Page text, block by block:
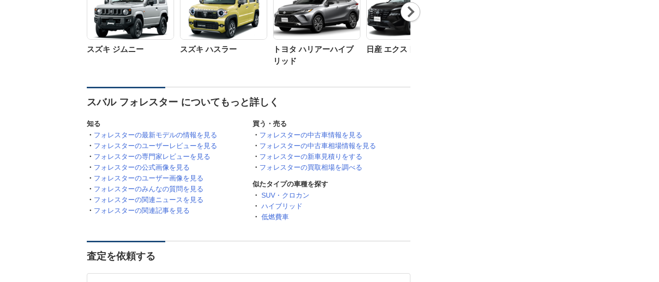
スズキ ジムニー スズキ ハスラー
トヨタ ハリアーハイブ
リッド
日産 エクストレイル
Nex
t
スバル フォレスター についてもっと詳しく
知る
フォレスターの最新モデルの情報を見る
フォレスターのユーザーレビューを見る
フォレスターの専門家レビューを見る
フォレスターの公式画像を見る
フォレスターのユーザー画像を見る
フォレスターのみんなの質問を見る
フォレスターの関連ニュースを見る
フォレスターの関連記事を見る
買う・売る
フォレスターの中古車情報を見る
フォレスターの中古車相場情報を見る
フォレスターの新車見積りをする
フォレスターの買取相場を調べる
似たタイプの車種を探す
SUV・クロカン
ハイブリッド
低燃費車
査定を依頼する